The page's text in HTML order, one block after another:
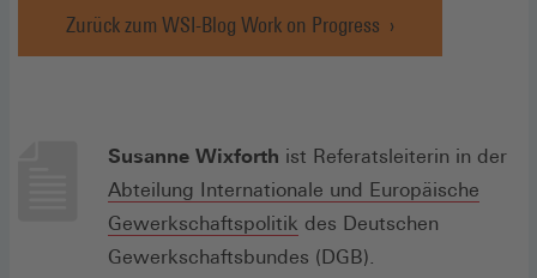
Zurück zum WSI-Blog Work on Progress
Susanne Wixforth ist Referatsleiterin in der
Abteilung Internationale und Europäische
Gewerkschaftspolitik (Öffnet
in
des Deutschen
Gewerkschaftsbundes (DGB).